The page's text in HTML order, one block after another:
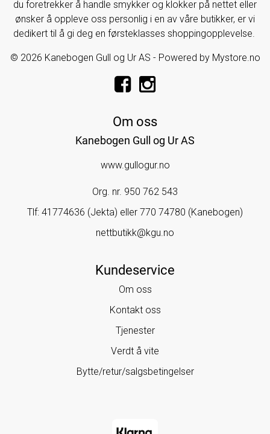
du foretrekker å handle smykker og klokker på nettet eller
ønsker å oppleve oss personlig i en av våre butikker, er vi
dedikert til å gi deg en førsteklasses shoppingopplevelse.
© 2026 Kanebogen Gull og Ur AS - Powered by Mystore.no
Om oss
Kanebogen Gull og Ur AS
www.gullogur.no
Org. nr. 950 762 543
Tlf: 41774636 (Jekta) eller 770 74780 (Kanebogen)
nettbutikk@kgu.no
Kundeservice
Om oss
Kontakt oss
Tjenester
Verdt å vite
Bytte/retur/salgsbetingelser